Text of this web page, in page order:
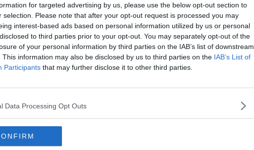
for targeted advertising by us, please use the below opt-out section to
selection. Please note that after your opt-out request is processed you may
interest-based ads based on personal information utilized by us or personal
to third parties prior to your opt-out. You may separately opt-out of the
of your personal information by third parties on the IAB’s list of downstream
This information may also be disclosed by us to third parties on the IAB’s List of
Participants that may further disclose it to other third parties.
Data Processing Opt Outs
en auberge de jeunesse à New York, vous avez
vos sacs et valises. La plupart des hôtels et
à bagages à New York pour leurs hôtes.
d’appartement, les consignes à bagages ne
en discuter avec le propriétaire de l’appartement
et valises à New York. Si tel n’est pas le cas, de
York